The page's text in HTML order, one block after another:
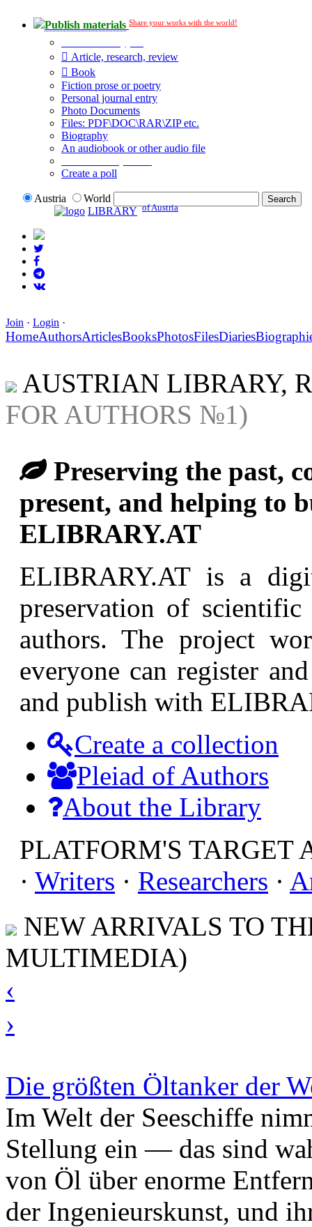
Publish materials Share your works with the world!
Article, research, review
Book
Fiction prose or poetry
Personal journal entry
Photo Documents
Files: PDF\DOC\RAR\ZIP etc.
Biography
An audiobook or other audio file
Create a poll
Austria
World
LIBRARY of Austria
Join · Login ·
HomeAuthorsArticlesBooksPhotosFilesDiaries
AUSTRIAN LIBRARY,
FOR AUTHORS №1)
Preserving the past,
present, and helping to
ELIBRARY.AT
ELIBRARY.AT is a
preservation of
authors. The project
everyone can register
and publish with
Create a collection
Pleiad of Authors
About the Library
PLATFORM'S TARGET
· Writers · Researchers ·
NEW ARRIVALS TO
MULTIMEDIA)
‹
›
Die größten Öltanker der
Im Welt der Seeschiffe
Stellung ein — das sind
von Öl über enorme
der Ingenieurskunst, und